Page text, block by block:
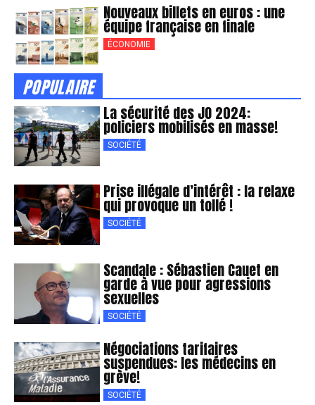
Nouveaux billets en euros : une
équipe française en finale
ÉCONOMIE
POPULAIRE
La sécurité des JO 2024:
policiers mobilisés en masse!
SOCIÉTÉ
Prise illégale d’intérêt : la relaxe
qui provoque un tollé !
SOCIÉTÉ
Scandale : Sébastien Cauet en
garde à vue pour agressions
sexuelles
SOCIÉTÉ
Négociations tarifaires
suspendues: les médecins en
grève!
SOCIÉTÉ